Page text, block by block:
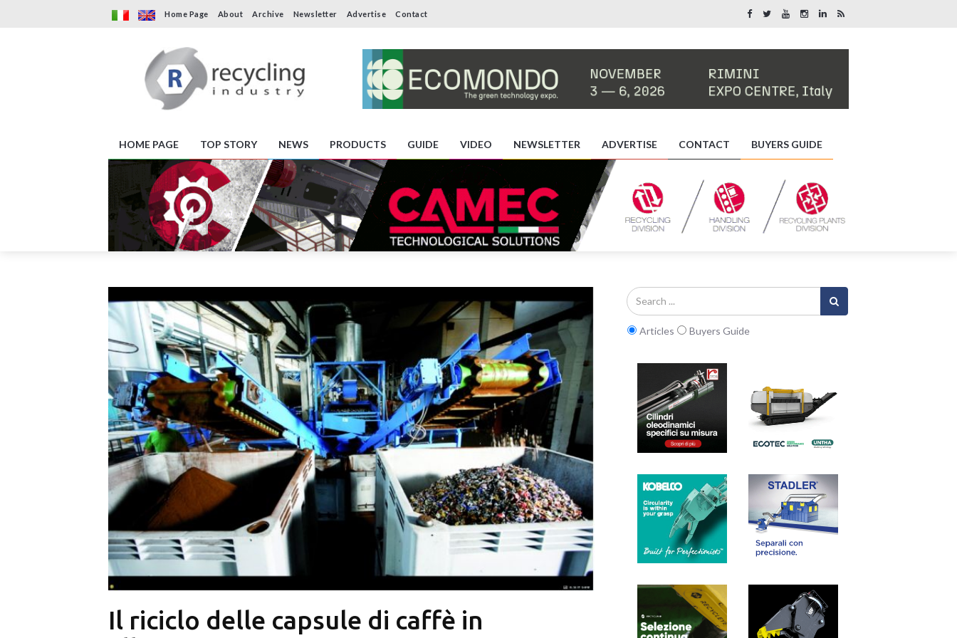
Home Page About Archive Newsletter Advertise Contact
HOME PAGE TOP STORY NEWS PRODUCTS GUIDE VIDEO NEWSLETTER ADVERTISE CONTACT BUYERS GUIDE
Il riciclo delle capsule di caffè in
Articles Buyers Guide